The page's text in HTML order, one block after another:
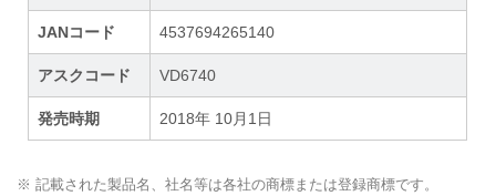
JANコード 4537694265140
アスクコード VD6740
発売時期 2018年 10月1日
※ 記載された製品名、社名等は各社の商標または登録商標です。